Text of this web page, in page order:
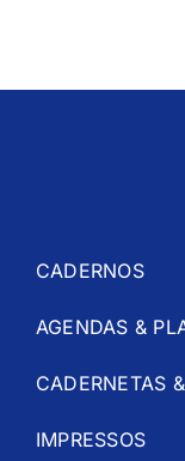
CADERNOS
AGENDAS &
CADERNETAS
IMPRESSOS